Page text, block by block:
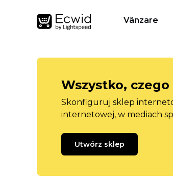
Vânzare
Wszystko,
Skonfiguruj sklep
internetowej, w mediach
Utwórz sklep